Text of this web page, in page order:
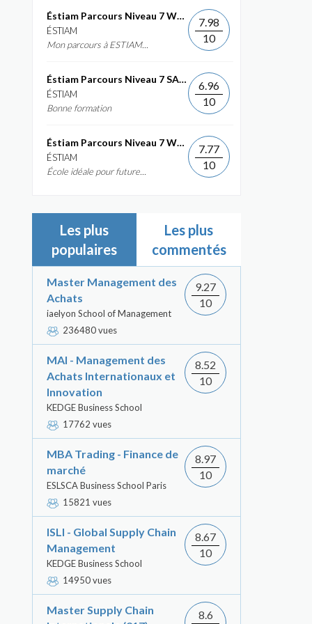
Éstiam Parcours Niveau 7 Web &...
ÉSTIAM
Mon parcours à ESTIAM...
7.98
10
Éstiam Parcours Niveau 7 SAP ERP...
ÉSTIAM
Bonne formation
6.96
10
Éstiam Parcours Niveau 7 Web &...
ÉSTIAM
École idéale pour future...
7.77
10
Les plus
populaires
Les plus
commentés
Master Management des
Achats
iaelyon School of Management
236480 vues
9.27
10
MAI - Management des
Achats Internationaux et
Innovation
KEDGE Business School
17762 vues
8.52
10
MBA Trading - Finance de
marché
ESLSCA Business School Paris
15821 vues
8.97
10
ISLI - Global Supply Chain
Management
KEDGE Business School
14950 vues
8.67
10
Master Supply Chain
8.6